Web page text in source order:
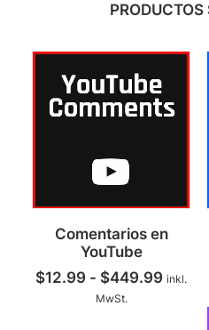
SELECCIONAR OPCIONES
producto
múltiples
variantes.
Comentarios en
YouTube
$12.99 - $449.99 Rango
inkl.
MwSt.